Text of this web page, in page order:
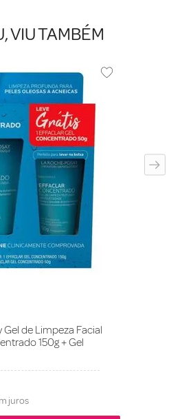
VIU TAMBÉM
de Limpeza Facial
150g + Gel
juros